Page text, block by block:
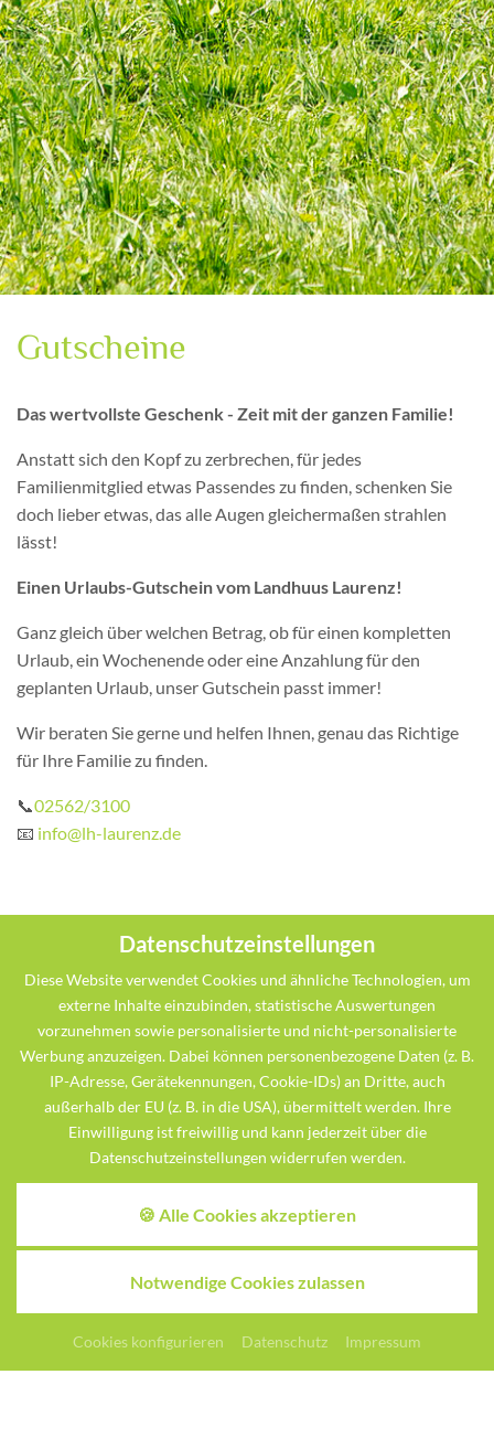
Datenschutzeinstellungen
Diese Website verwendet Cookies und ähnliche Technologien, um
externe Inhalte einzubinden, statistische Auswertungen
vorzunehmen sowie personalisierte und nicht-personalisierte
Werbung anzuzeigen. Dabei können personenbezogene Daten (z. B.
IP-Adresse, Gerätekennungen, Cookie-IDs) an Dritte, auch
außerhalb der EU (z. B. in die USA), übermittelt werden. Ihre
Einwilligung ist freiwillig und kann jederzeit über die
Datenschutzeinstellungen widerrufen werden.
🍪 Alle Cookies akzeptieren
Notwendige Cookies zulassen
Cookies konfigurieren Datenschutz Impressum
Angebote Anfragen Buchen
Gutscheine
Das wertvollste Geschenk - Zeit mit der ganzen Familie!
Anstatt sich den Kopf zu zerbrechen, für jedes
Familienmitglied etwas Passendes zu finden, schenken Sie
doch lieber etwas, das alle Augen gleichermaßen strahlen
lässt!
Einen Urlaubs-Gutschein vom Landhuus Laurenz!
Ganz gleich über welchen Betrag, ob für einen kompletten
Urlaub, ein Wochenende oder eine Anzahlung für den
geplanten Urlaub, unser Gutschein passt immer!
Wir beraten Sie gerne und helfen Ihnen, genau das Richtige
für Ihre Familie zu finden.
📞02562/3100
📧 info@lh-laurenz.de
Wo Sie uns finden